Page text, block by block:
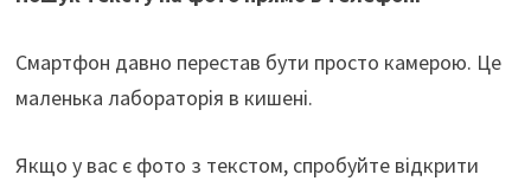
Смартфон давно перестав бути просто камерою. Це
маленька лабораторія в кишені.
Якщо у вас є фото з текстом, спробуйте відкрити